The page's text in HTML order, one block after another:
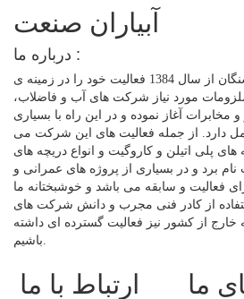
آبیاران صنعت
درباره ما :
شرکت آبیاران صنعت سنگان از سال 1384 فعالیت خود را در زمینه ی
مورد نیاز شرکت های آب و فاضلاب،
آغاز نموده و در این راه با بسیاری
دارد. از جمله فعالیت های این شرکت می
های پلی اتیلن و کاروگیت و انواع دریچه های
نام برد و در بسیاری از پروژه های عمرانی و
فعالیت و سابقه می باشد و خوشبختانه ما
از کادر فنی مجرب و دانش شرکت های
از کشور نیز فعالیت گسترده ای داشته
ما ارتباط با ما